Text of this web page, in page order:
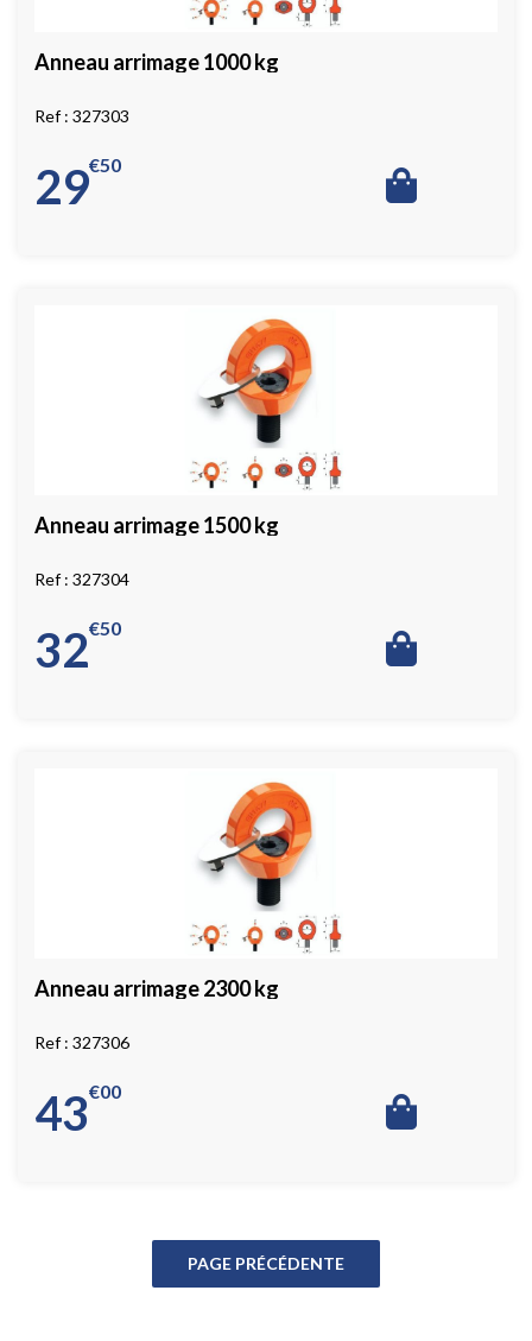
Anneau arrimage 1000 kg
327303
29 50
€
Anneau arrimage 1500 kg
327304
32 50
€
Anneau arrimage 2300 kg
327306
43 00
€